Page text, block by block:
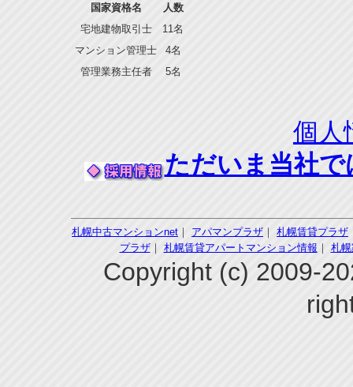
国家資格名
人数
宅地建物取引士
11名
マンション管理士
4名
管理業務主任者
5名
個人
ただいま当社
札幌中古マンションnet ｜ アパマンプラザ ｜ 札幌賃貸プラザ
プラザ｜ 札幌賃貸アパートマンション情報 ｜ 札
Copyright (c) 2009-